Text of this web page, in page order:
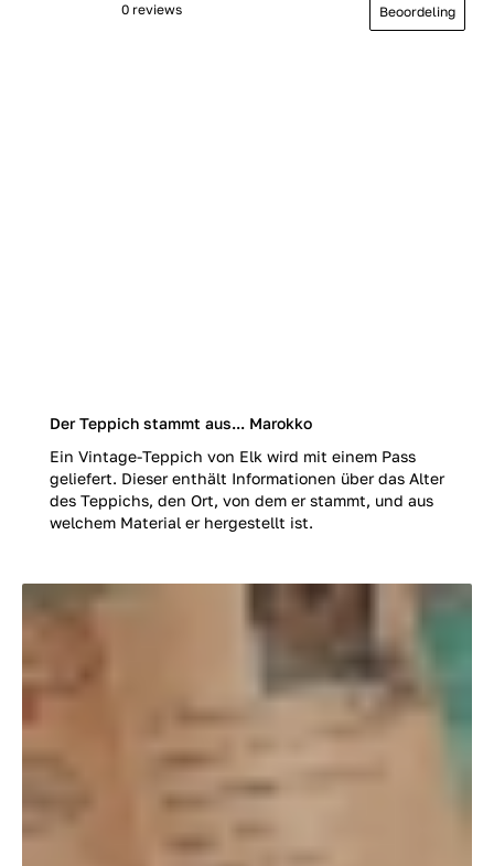
Der Teppich stammt aus... Marokko
Ein Vintage-Teppich von Elk wird mit einem Pass
geliefert. Dieser enthält Informationen über das Alter
des Teppichs, den Ort, von dem er stammt, und aus
welchem Material er hergestellt ist.
0 reviews Beoordeling